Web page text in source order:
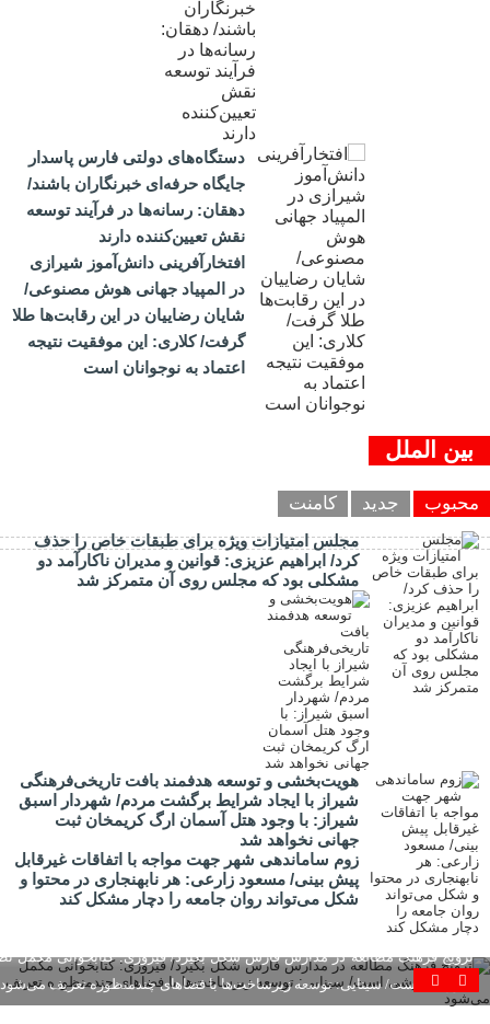
دستگاه‌های دولتی فارس پاسدار
جایگاه حرفه‌ای خبرنگاران باشند/
دهقان: رسانه‌ها در فرآیند توسعه
نقش تعیین‌کننده دارند
افتخارآفرینی دانش‌آموز شیرازی
در المپیاد جهانی هوش مصنوعی/
شایان رضاییان در این رقابت‌ها طلا
گرفت/ کلاری: این موفقیت نتیجه
اعتماد به نوجوانان است
بین الملل
محبوب جدید کامنت
مجلس امتیازات ویژه برای طبقات خاص را حذف
کرد/ ابراهیم عزیزی: قوانین و مدیران ناکارآمد دو
مشکلی بود که مجلس روی آن متمرکز شد
هویت‌بخشی و توسعه هدفمند بافت تاریخی‌فرهنگی
شیراز با ایجاد شرایط برگشت مردم/ شهردار اسبق
شیراز: با وجود هتل آسمان ارگ کریمخان ثبت
جهانی نخواهد شد
زوم ساماندهی شهر جهت مواجه با اتفاقات غیرقابل
پیش بینی/ مسعود زارعی: هر نابهنجاری در محتوا و
شکل می‌تواند روان جامعه را دچار مشکل کند
ترویج فرهنگ مطالعه در مدارس فارس شکل بگیرد/ فیروزی: کتابخوانی مکمل
آموزشی است/ سینایی: توسعه زیرساخت‌ها با فضاهای چندمنظوره تعریف می‌شود